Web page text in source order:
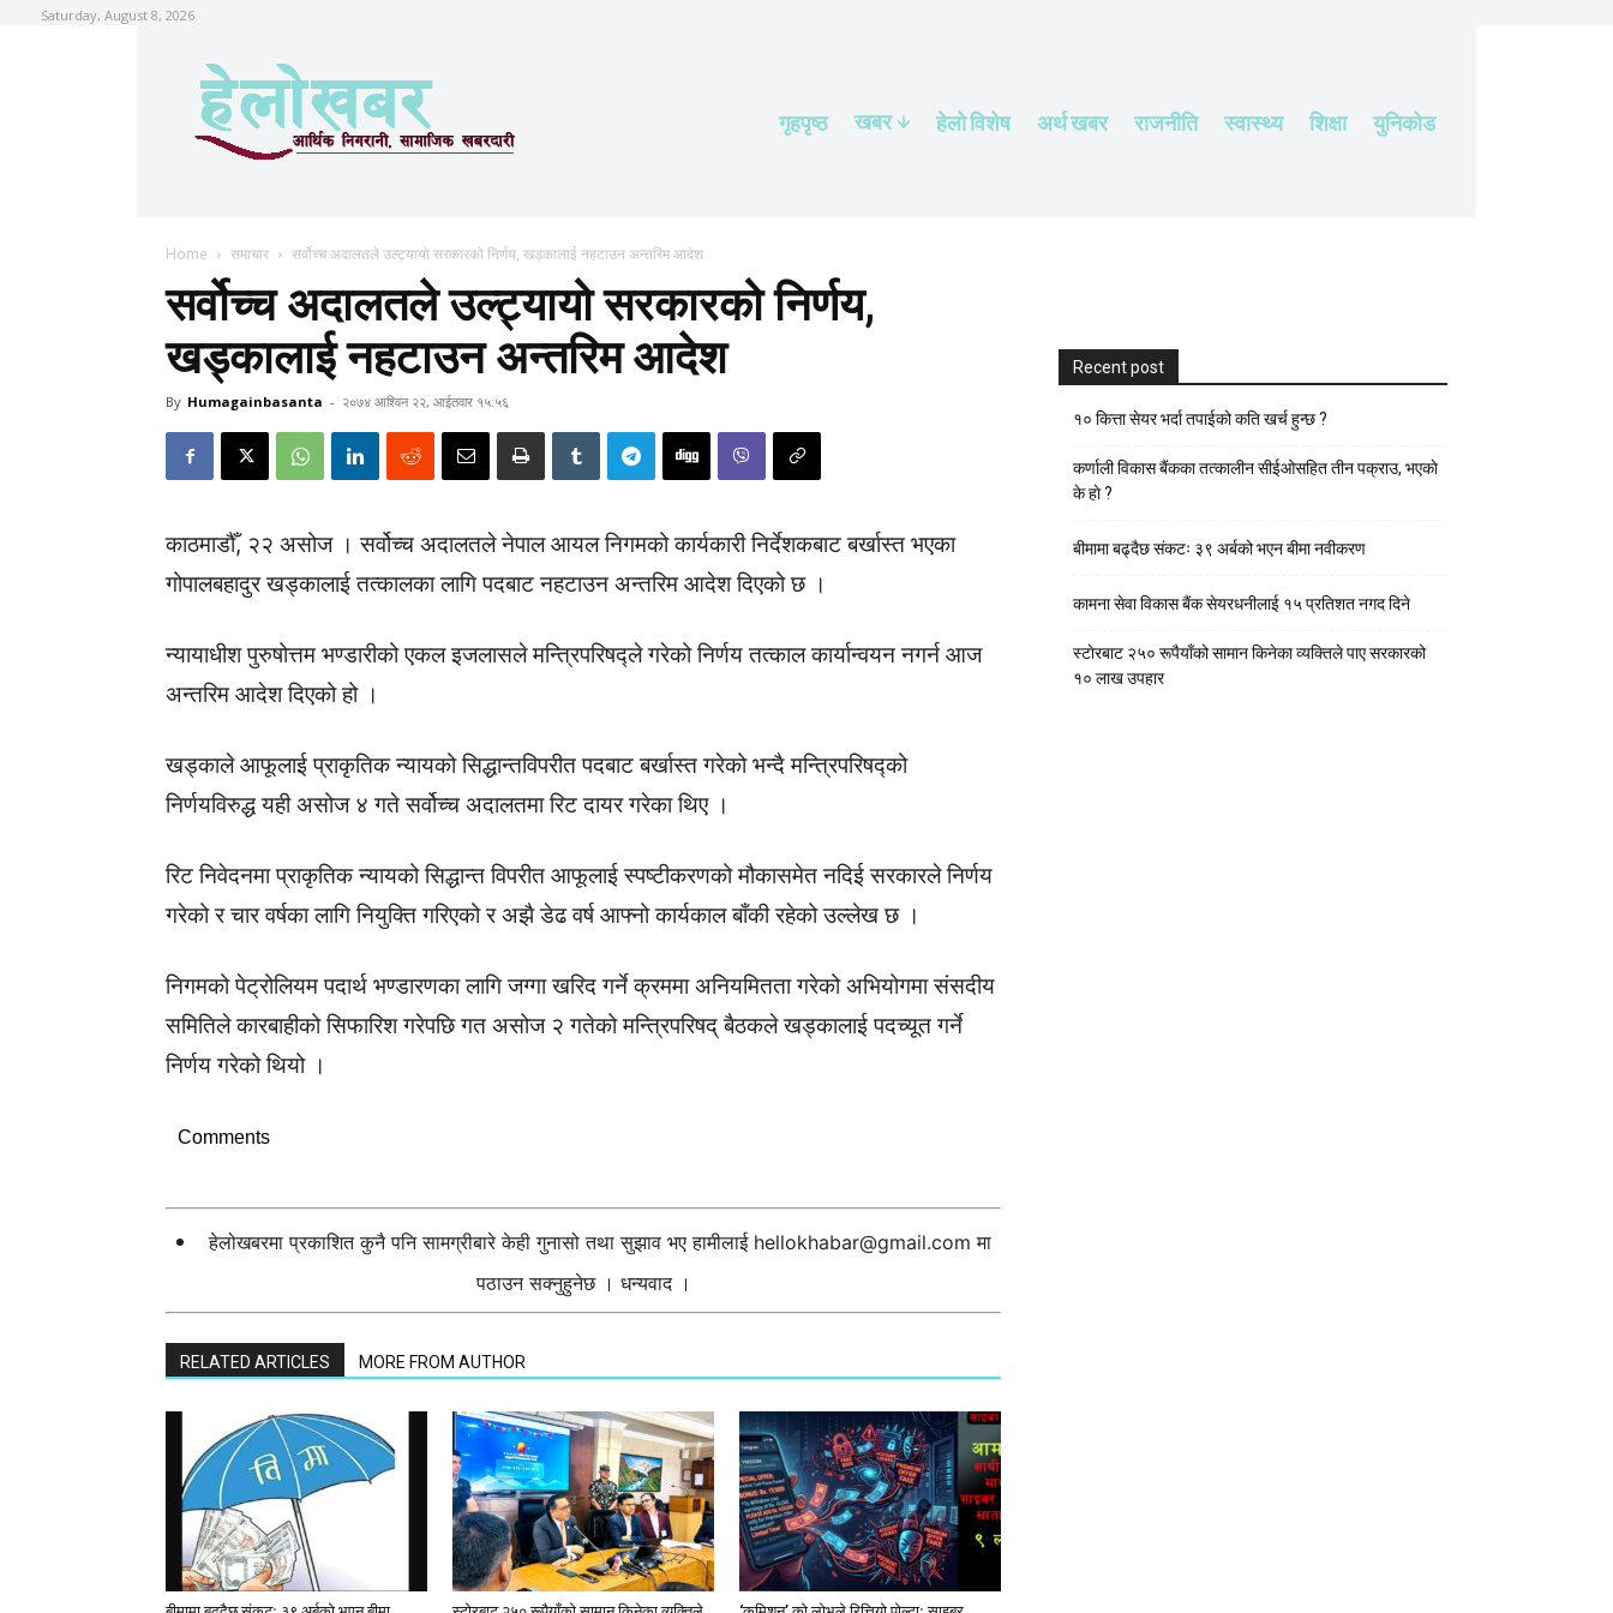
Saturday, August 8, 2026
गृहपृष्ठ खबर हेलाे विशेष अर्थ खबर राजनीति स्वास्थ्य शिक्षा युनिकोड
Home समाचार सर्वोच्च अदालतले उल्ट्यायो सरकारको निर्णय, खड्कालाई नहटाउन अन्तरिम आदेश
सर्वोच्च अदालतले उल्ट्यायो सरकारको निर्णय,
खड्कालाई नहटाउन अन्तरिम आदेश
By Humagainbasanta - २०७४ आश्विन २२, आईतवार १५:५६
काठमाडौँ, २२ असोज । सर्वोच्च अदालतले नेपाल आयल निगमको कार्यकारी निर्देशकबाट बर्खास्त भएका
गोपालबहादुर खड्कालाई तत्कालका लागि पदबाट नहटाउन अन्तरिम आदेश दिएको छ ।
न्यायाधीश पुरुषोत्तम भण्डारीको एकल इजलासले मन्त्रिपरिषद्ले गरेको निर्णय तत्काल कार्यान्वयन नगर्न आज
अन्तरिम आदेश दिएको हो ।
खड्काले आफूलाई प्राकृतिक न्यायको सिद्धान्तविपरीत पदबाट बर्खास्त गरेको भन्दै मन्त्रिपरिषद्को
निर्णयविरुद्ध यही असोज ४ गते सर्वोच्च अदालतमा रिट दायर गरेका थिए ।
रिट निवेदनमा प्राकृतिक न्यायको सिद्धान्त विपरीत आफूलाई स्पष्टीकरणको मौकासमेत नदिई सरकारले निर्णय
गरेको र चार वर्षका लागि नियुक्ति गरिएको र अझै डेढ वर्ष आफ्नो कार्यकाल बाँकी रहेको उल्लेख छ ।
निगमको पेट्रोलियम पदार्थ भण्डारणका लागि जग्गा खरिद गर्ने क्रममा अनियमितता गरेको अभियोगमा संसदीय
समितिले कारबाहीको सिफारिश गरेपछि गत असोज २ गतेको मन्त्रिपरिषद् बैठकले खड्कालाई पदच्यूत गर्ने
निर्णय गरेको थियो ।
Comments
हेलोखबरमा प्रकाशित कुनै पनि सामग्रीबारे केही गुनासो तथा सुझाव भए हामीलाई hellokhabar@gmail.com मा
पठाउन सक्नुहुनेछ । धन्यवाद ।
RELATED ARTICLES MORE FROM AUTHOR
Recent post
१० कित्ता सेयर भर्दा तपाईको कति खर्च हुन्छ ?
कर्णाली विकास बैंकका तत्कालीन सीईओसहित तीन पक्राउ, भएकाे
के हाे ?
बीमामा बढ्दैछ संकटः ३९ अर्बको भएन बीमा नवीकरण
कामना सेवा विकास बैंक सेयरधनीलाई १५ प्रतिशत नगद दिने
स्टाेरबाट २५० रूपैयाँको सामान किनेका व्यक्तिले पाए सरकारको
१० लाख उपहार